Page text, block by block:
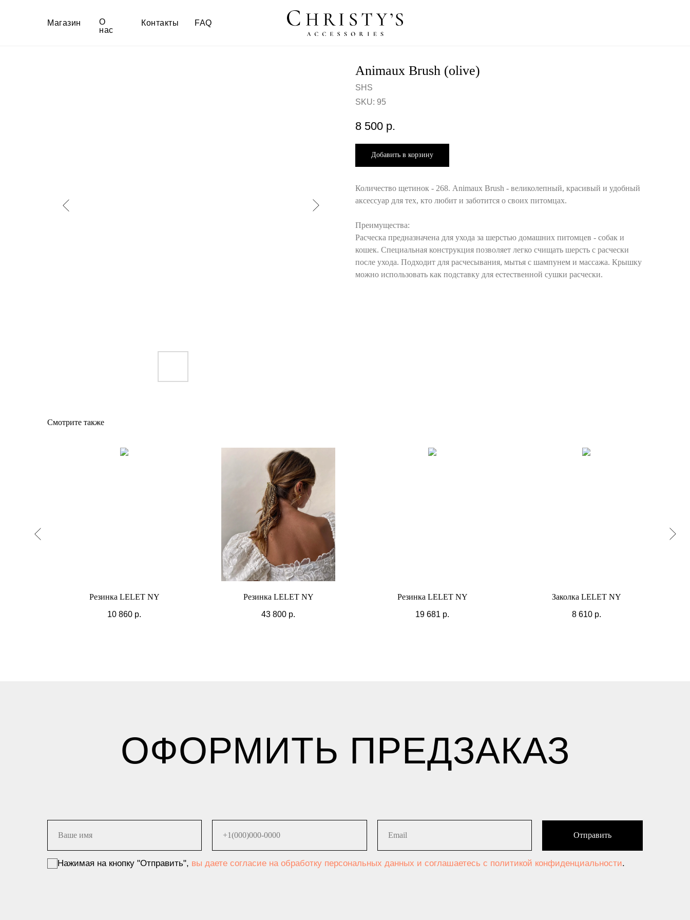
FAQ
Контакты
О
нас
Магазин
Animaux Brush (olive)
SHS
SKU: 95
8 500 р.
Добавить в корзину
Количество щетинок - 268. Animaux Brush - великолепный, красивый и удобный
аксессуар для тех, кто любит и заботится о своих питомцах.
Преимущества:
Расческа предназначена для ухода за шерстью домашних питомцев - собак и
кошек. Специальная конструкция позволяет легко счищать шерсть с расчески
после ухода. Подходит для расчесывания, мытья с шампунем и массажа. Крышку
можно использовать как подставку для естественной сушки расчески.
Смотрите также
Резинка LELET NY
10 860 р.
Резинка LELET NY
43 800 р.
Резинка LELET NY
19 681 р.
Заколка LELET NY
8 610 р.
ОФОРМИТЬ ПРЕДЗАКАЗ
Нажимая на кнопку "Отправить", вы даете согласие на обработку персональных данных и соглашаетесь c политикой конфиденциальности.
Отправить